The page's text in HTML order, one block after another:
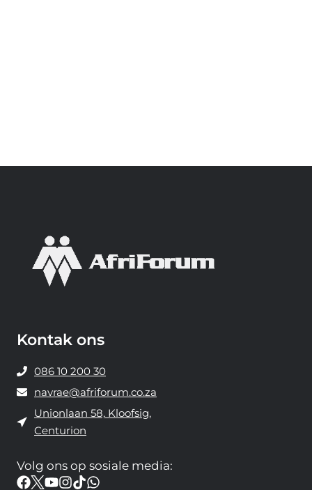
Kontak ons
086 10 200 30
navrae@afriforum.co.za
Unionlaan 58, Kloofsig,
Centurion
Volg ons ​​op sosiale media: